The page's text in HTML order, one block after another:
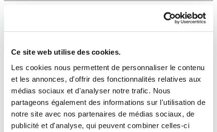
Ce site web utilise des cookies.
Les cookies nous permettent de personnaliser le contenu
et les annonces, d'offrir des fonctionnalités relatives aux
médias sociaux et d'analyser notre trafic. Nous
partageons également des informations sur l'utilisation de
notre site avec nos partenaires de médias sociaux, de
publicité et d'analyse, qui peuvent combiner celles-ci
CHOISISSEZ VOTRE MONTANT